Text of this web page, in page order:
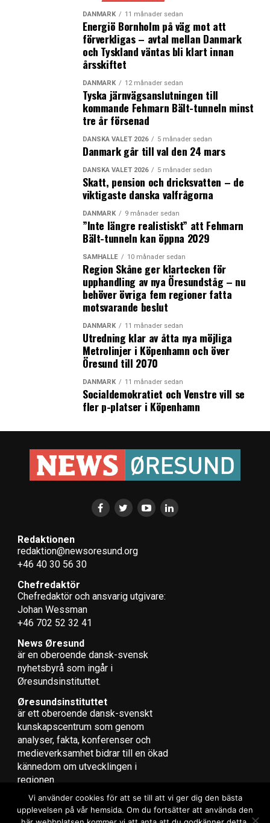
DANMARK 11 månader sedan
Energiö Bornholm på väg mot att
förverkligas – avtal mellan Danmark
och Tyskland väntas bli klart innan
årsskiftet
DANMARK 12 månader sedan
Tyska järnvägsanslutningen till
kommande Fehmarn Bält-tunneln minst
tre år försenad
DANSKA VALET 2026 5 månader sedan
Danmark går till val den 24 mars
DANSKA VALET 2026 5 månader sedan
Skatt, pension och dricksvatten – de
viktigaste danska valfrågorna
DANMARK 9 månader sedan
”Inte längre realistiskt” att Fehmarn
Bält-tunneln kan öppna 2029
SAMHÄLLE 10 månader sedan
Region Skåne ger klartecken för
upphandling av nya Öresundståg – nu
behöver övriga fem regioner fatta
motsvarande beslut
DANMARK 11 månader sedan
Utredning klar av åtta nya möjliga
Metrolinjer i Köpenhamn och över
Öresund till 2070
DANMARK 11 månader sedan
Socialdemokratiet och Venstre vill se
fler p-platser i Köpenhamn
Redaktionen
redaktion@newsoresund.org
+46 40 30 56 30
Chefredaktör
Chefredaktör och ansvarig utgivare:
Johan Wessman
+46 702 52 32 41
News Øresund
är en oberoende dansk-svensk
nyhets­byrå som ingår i
Øresundsinstituttet.
Øresundsinstituttet
är ett oberoende dansk-svenskt
kunskapscentrum som genom
analyser, fakta, konferenser och
medieverksamhet bidrar till en ökad
kännedom om utvecklingen i
regionen.
Vi använder cookies för att se till att vi ger dig den bästa
upplevelsen på vår hemsida. Om du fortsätter att använda den